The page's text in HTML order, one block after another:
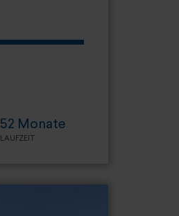
52 Monate
LAUFZEIT